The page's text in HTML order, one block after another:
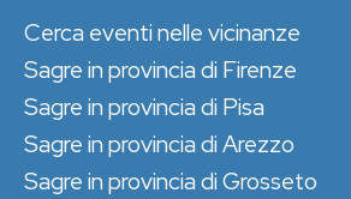
Cerca eventi nelle vicinanze
Sagre in provincia di Firenze
Sagre in provincia di Pisa
Sagre in provincia di Arezzo
Sagre in provincia di Grosseto